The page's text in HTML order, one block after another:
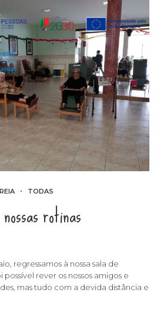
TODAS
rotinas
regressamos à nossa sala de
rever os nossos amigos e
mas tudo com a devida distância e